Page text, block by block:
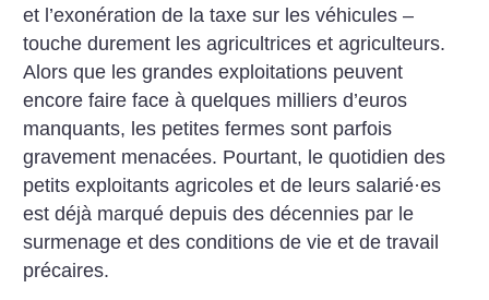
et l’exonération de la taxe sur les véhicules –
touche durement les agricultrices et agriculteurs.
Alors que les grandes exploitations peuvent
encore faire face à quelques milliers d’euros
manquants, les petites fermes sont parfois
gravement menacées. Pourtant, le quotidien des
petits exploitants agricoles et de leurs salarié·es
est déjà marqué depuis des décennies par le
surmenage et des conditions de vie et de travail
précaires.